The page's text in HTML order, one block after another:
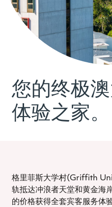
您的终极
体验之家。
格里菲斯大学村(Griffith
轨抵达冲浪者天堂和黄金海
的价格获得全套宾客服务体验